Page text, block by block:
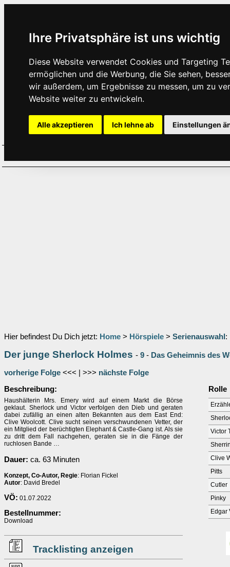
Ihre Privatsphäre ist uns wichtig
Diese Website verwendet Cookies und Targeting
ermöglichen und die Werbung, die Sie sehen,
wir außerdem, um Ergebnisse zu messen, um zu
Website weiter zu entwickeln.
Alle akzeptieren Ich lehne ab Einstellungen
Hier befindest Du Dich jetzt: Home > Hörspiele > Serienauswahl :
Der junge Sherlock Holmes - 9 - Das Geheimnis des
vorherige Folge <<< | >>> nächste Folge
Beschreibung:
Haushälterin Mrs. Emery wird auf einem Markt die Börse
geklaut. Sherlock und Victor verfolgen den Dieb und geraten
dabei zufällig an einen alten Bekannten aus dem East End:
Clive Woolcott. Clive sucht seinen verschwundenen Vetter, der
ein Mitglied der berüchtigten Elephant & Castle-Gang ist. Als sie
zu dritt dem Fall nachgehen, geraten sie in die Fänge der
ruchlosen Bande …
Dauer: ca. 63 Minuten
Konzept, Co-Autor, Regie: Florian Fickel
Autor: David Bredel
VÖ: 01.07.2022
Bestellnummer:
Download
Tracklisting anzeigen
Rolle
Victor
Clive
Pitts
Cutler
Pinky
Edgar